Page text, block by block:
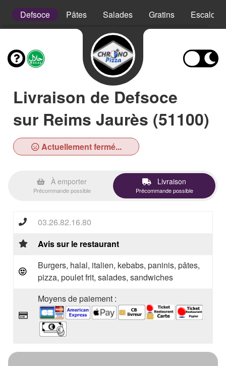
Defsoce Pâtes Salades Gratins
Livraison de Defsoce
sur Reims Jaurès (51100)
Actuellement fermé...
À emporter
Précommande possible
Livraison
Précommande possible
03.26.82.16.80
Avis sur le restaurant
Burgers, halal, italien, kebabs, paninis, pâtes,
pizza, poulet frit, salades, sandwiches
Moyens de paiement :